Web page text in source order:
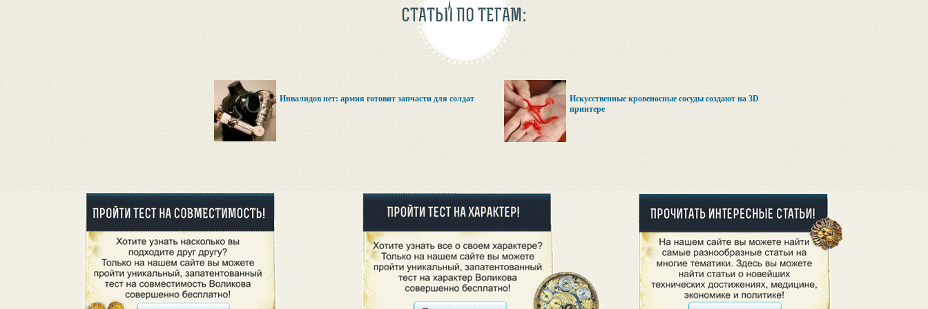
СТАТЬИ ПО ТЕГАМ:
Инвалидов нет: армия готовит запчасти для солдат
Искусственные кровеносные сосуды создают на 3D
принтере